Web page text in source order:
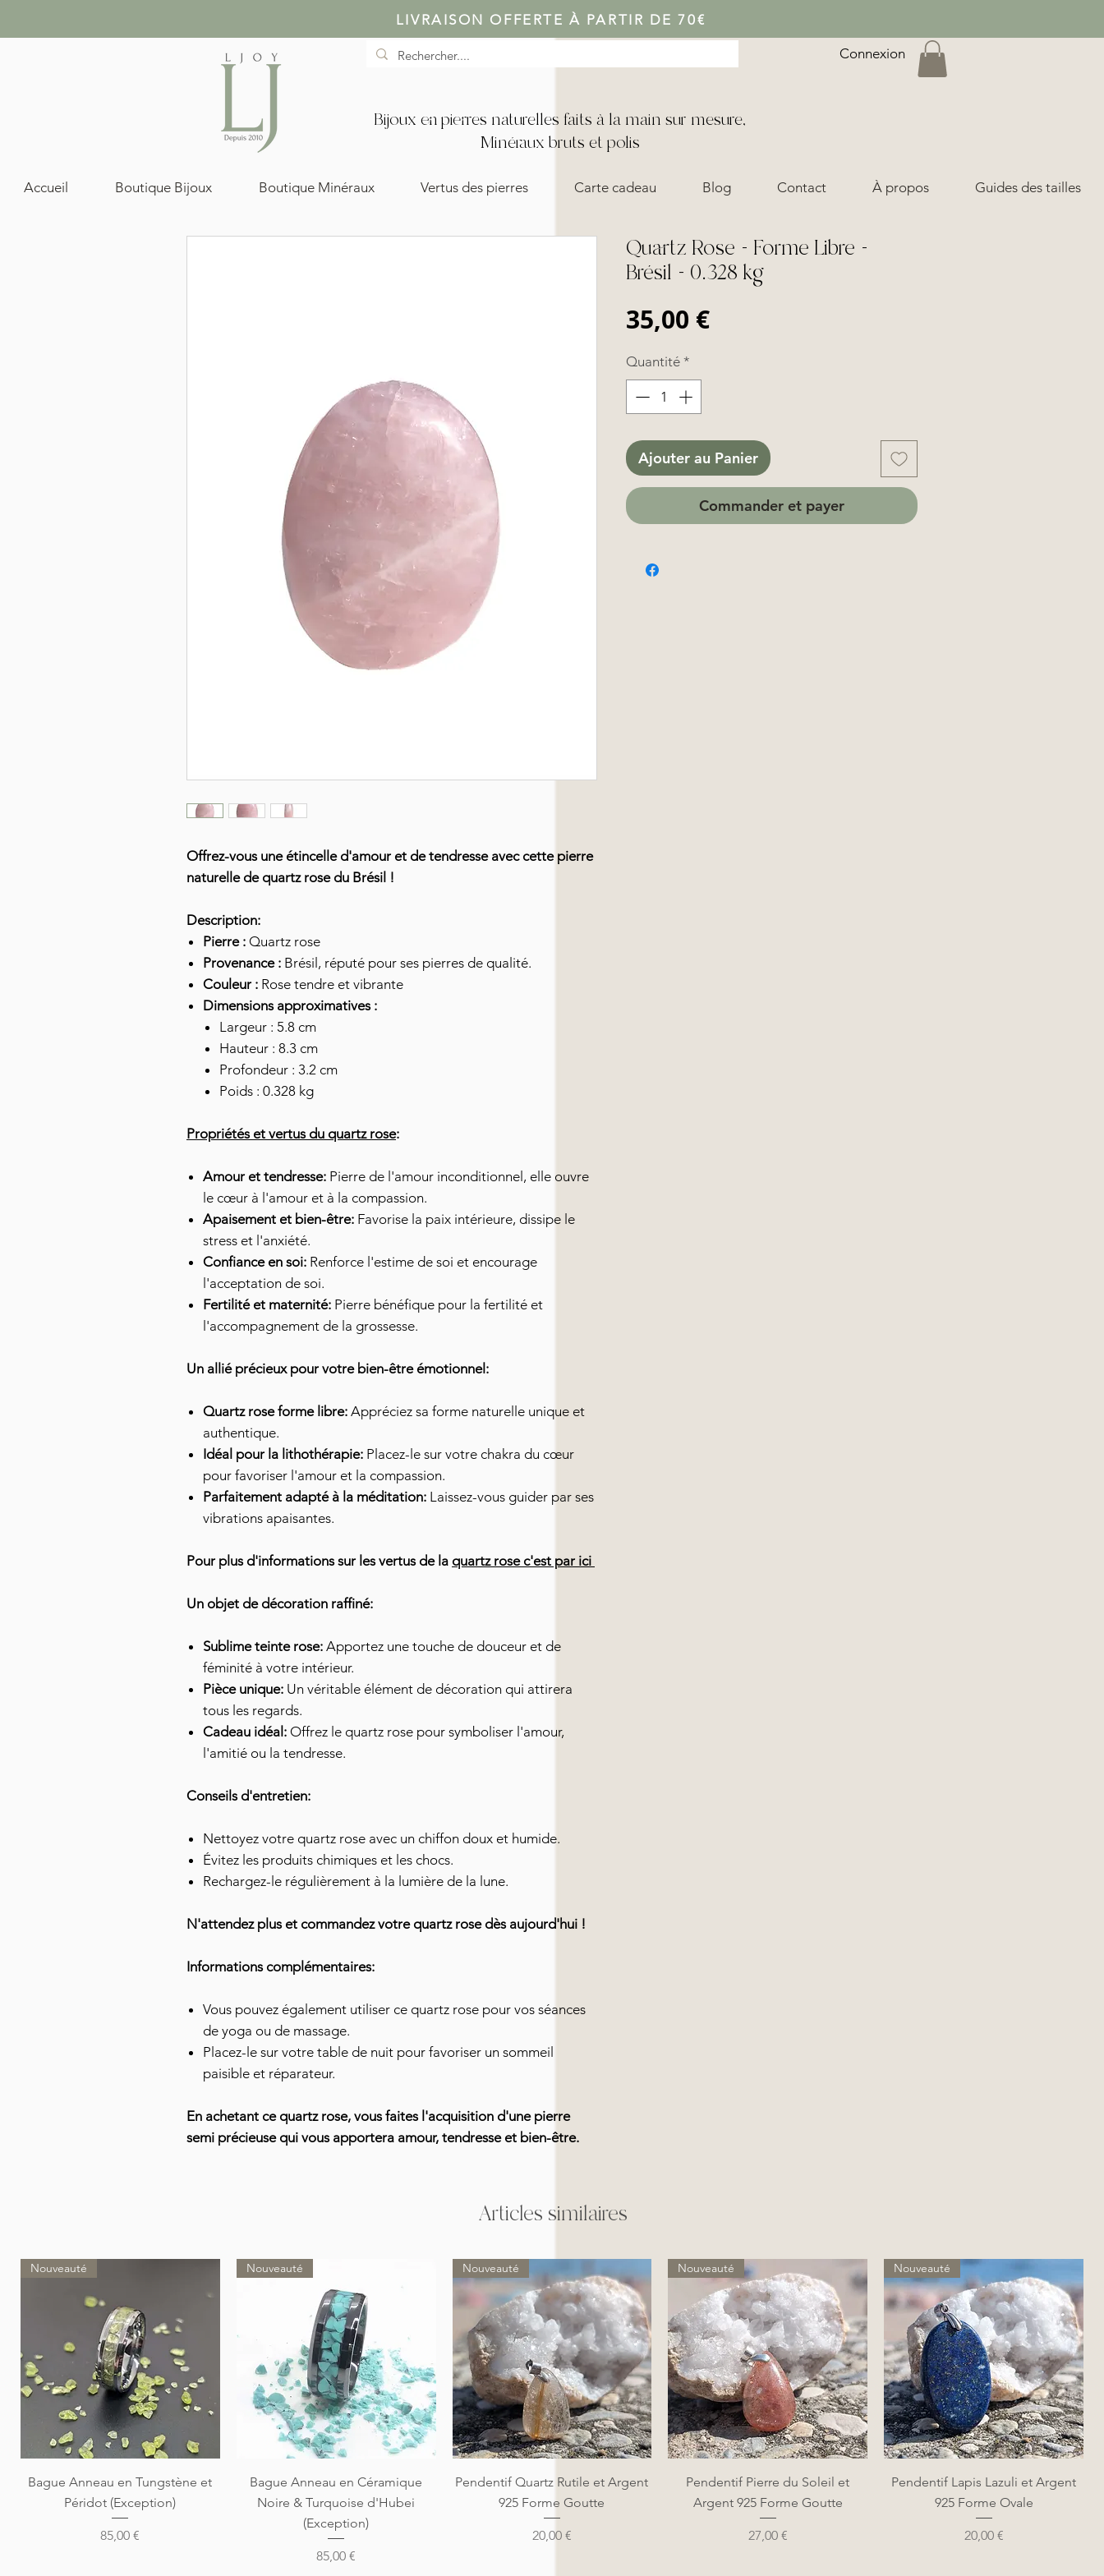
LIVRAISON OFFERTE À PARTIR DE 70€
Connexion
Bijoux en pierres naturelles faits à la main sur mesure,
Minéraux bruts et polis
Accueil Boutique Bijoux Boutique Minéraux Vertus des pierres Carte cadeau Blog Contact À propos Guides des tailles
Offrez-vous une étincelle d'amour et de tendresse avec cette pierre
naturelle de quartz rose du Brésil !
Description:
Pierre : Quartz rose
Provenance : Brésil, réputé pour ses pierres de qualité.
Couleur : Rose tendre et vibrante
Dimensions approximatives :
Largeur : 5.8 cm
Hauteur : 8.3 cm
Profondeur : 3.2 cm
Poids : 0.328 kg
Propriétés et vertus du quartz rose:
Amour et tendresse: Pierre de l'amour inconditionnel, elle ouvre
le cœur à l'amour et à la compassion.
Apaisement et bien-être: Favorise la paix intérieure, dissipe le
stress et l'anxiété.
Confiance en soi: Renforce l'estime de soi et encourage
l'acceptation de soi.
Fertilité et maternité: Pierre bénéfique pour la fertilité et
l'accompagnement de la grossesse.
Un allié précieux pour votre bien-être émotionnel:
Quartz rose forme libre: Appréciez sa forme naturelle unique et
authentique.
Idéal pour la lithothérapie: Placez-le sur votre chakra du cœur
pour favoriser l'amour et la compassion.
Parfaitement adapté à la méditation: Laissez-vous guider par ses
vibrations apaisantes.
Pour plus d'informations sur les vertus de la quartz rose c'est par ici
Un objet de décoration raffiné:
Sublime teinte rose: Apportez une touche de douceur et de
féminité à votre intérieur.
Pièce unique: Un véritable élément de décoration qui attirera
tous les regards.
Cadeau idéal: Offrez le quartz rose pour symboliser l'amour,
l'amitié ou la tendresse.
Conseils d'entretien:
Nettoyez votre quartz rose avec un chiffon doux et humide.
Évitez les produits chimiques et les chocs.
Rechargez-le régulièrement à la lumière de la lune.
N'attendez plus et commandez votre quartz rose dès aujourd'hui !
Informations complémentaires:
Vous pouvez également utiliser ce quartz rose pour vos séances
de yoga ou de massage.
Placez-le sur votre table de nuit pour favoriser un sommeil
paisible et réparateur.
En achetant ce quartz rose, vous faites l'acquisition d'une pierre
semi précieuse qui vous apportera amour, tendresse et bien-être.
Quartz Rose - Forme Libre -
Brésil - 0.328 kg
35,00 €Prix
Quantité *
Ajouter au Panier
Commander et payer
Articles similaires
Aperçu rapide
Nouveauté
Bague Anneau en Tungstène et
Péridot (Exception)
Prix
85,00 €
Aperçu rapide
Nouveauté
Bague Anneau en Céramique
Noire & Turquoise d'Hubei
(Exception)
Prix
85,00 €
Aperçu rapide
Nouveauté
Pendentif Quartz Rutile et Argent
925 Forme Goutte
Prix
20,00 €
Aperçu rapide
Nouveauté
Pendentif Pierre du Soleil et
Argent 925 Forme Goutte
Prix
27,00 €
Aperçu rapide
Nouveauté
Pendentif Lapis Lazuli et Argent
925 Forme Ovale
Prix
20,00 €